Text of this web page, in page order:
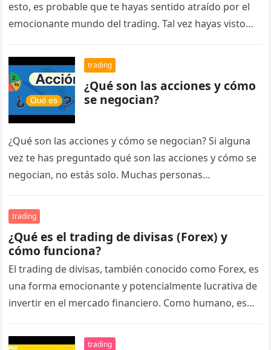
esto, es probable que te hayas sentido atraído por el
emocionante mundo del trading. Tal vez hayas visto…
trading
¿Qué son las acciones y cómo
se negocian?
¿Qué son las acciones y cómo se negocian? Si alguna
vez te has preguntado qué son las acciones y cómo se
negocian, no estás solo. Muchas personas…
trading
¿Qué es el trading de divisas (Forex) y
cómo funciona?
El trading de divisas, también conocido como Forex, es
una forma emocionante y potencialmente lucrativa de
invertir en el mercado financiero. Como humano, es
trading